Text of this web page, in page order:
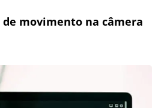
movimento na câmera